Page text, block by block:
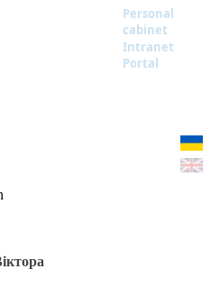
Personal
cabinet
Intranet
Portal